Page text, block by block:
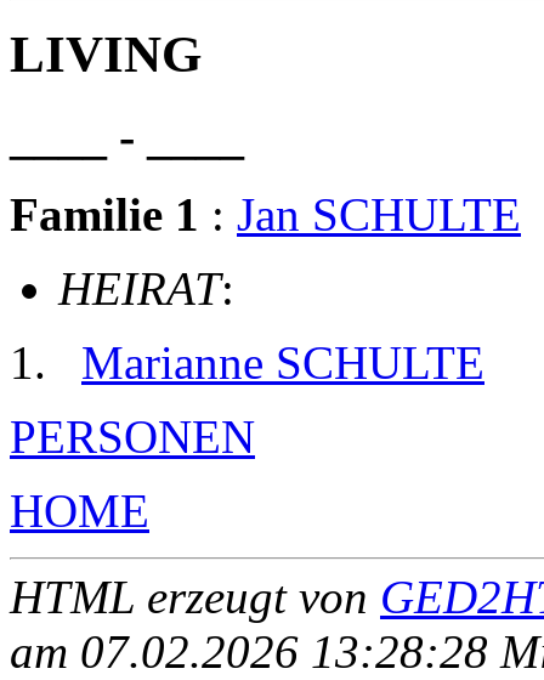
LIVING
____ - ____
Familie 1 : Jan SCHULTE
HEIRAT:
Marianne SCHULTE
PERSONEN
HOME
HTML erzeugt von
am 07.02.2026 13:28:28